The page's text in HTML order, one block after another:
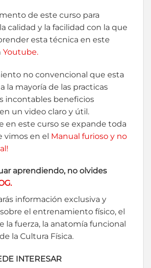
de este curso para
calidad y la facilidad con la que
esta técnica en este
Youtube.
no convencional que esta
la mayoría de las practicas
incontables beneficios
un video claro y útil.
en este curso se expande toda
vimos en el Manual furioso y no
aprendiendo, no olvides
información exclusiva y
el entrenamiento físico, el
la fuerza, la anatomía funcional
la Cultura Física.
INTERESAR